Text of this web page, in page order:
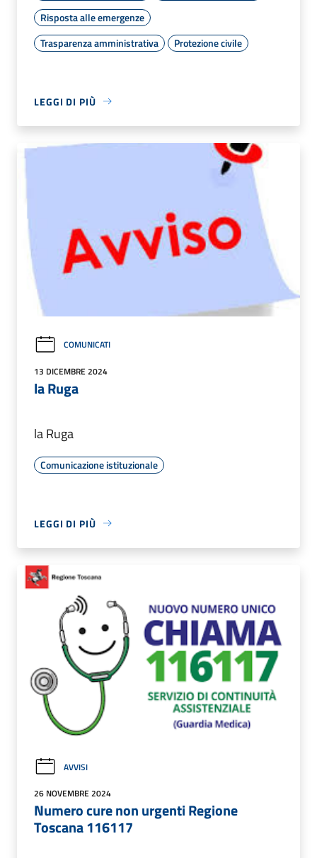
Risposta alle emergenze
Trasparenza amministrativa
Protezione civile
LEGGI DI PIÙ
COMUNICATI
13 DICEMBRE 2024
la Ruga
la Ruga
Comunicazione istituzionale
LEGGI DI PIÙ
AVVISI
26 NOVEMBRE 2024
Numero cure non urgenti Regione
Toscana 116117